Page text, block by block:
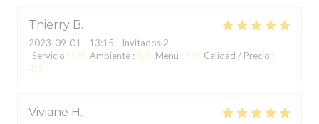
Thierry B
2023-09-01 - 13:15 - Invitados 2
Servicio : 5/5 Ambiente : 5/5 Menú : 5/5 Calidad / Precio :
4/5
Viviane H